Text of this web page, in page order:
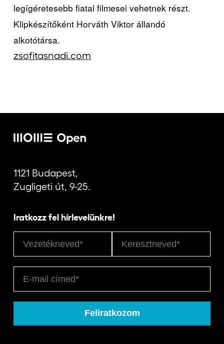
legígéretesebb fiatal filmesei vehetnek részt.
Klipkészítőként Horváth Viktor állandó
alkotótársa.
zsofitasnadi.com
1121 Budapest,
Zugligeti út, 9-25.
Iratkozz fel hírlevelünkre!